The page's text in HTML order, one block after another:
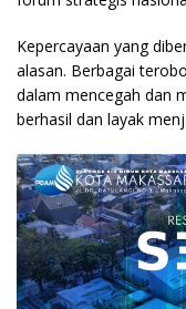
Kepercayaan yang
alasan. Berbagai
dalam mencegah dan
berhasil dan layak